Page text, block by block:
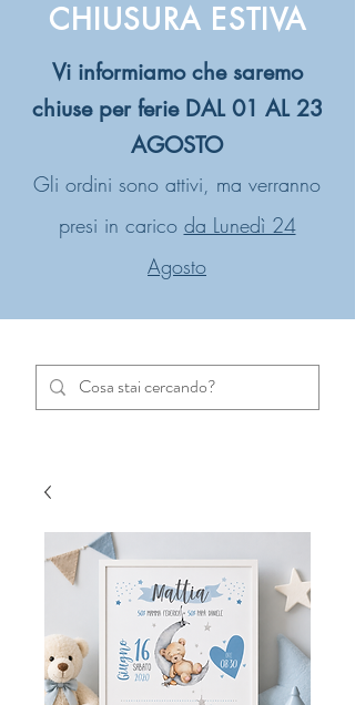
CHIUSURA ESTIVA
Vi informiamo che saremo
chiuse per ferie DAL 01 AL 23
AGOSTO
Gli ordini sono attivi, ma verranno
presi in carico da Lunedì 24
Agosto